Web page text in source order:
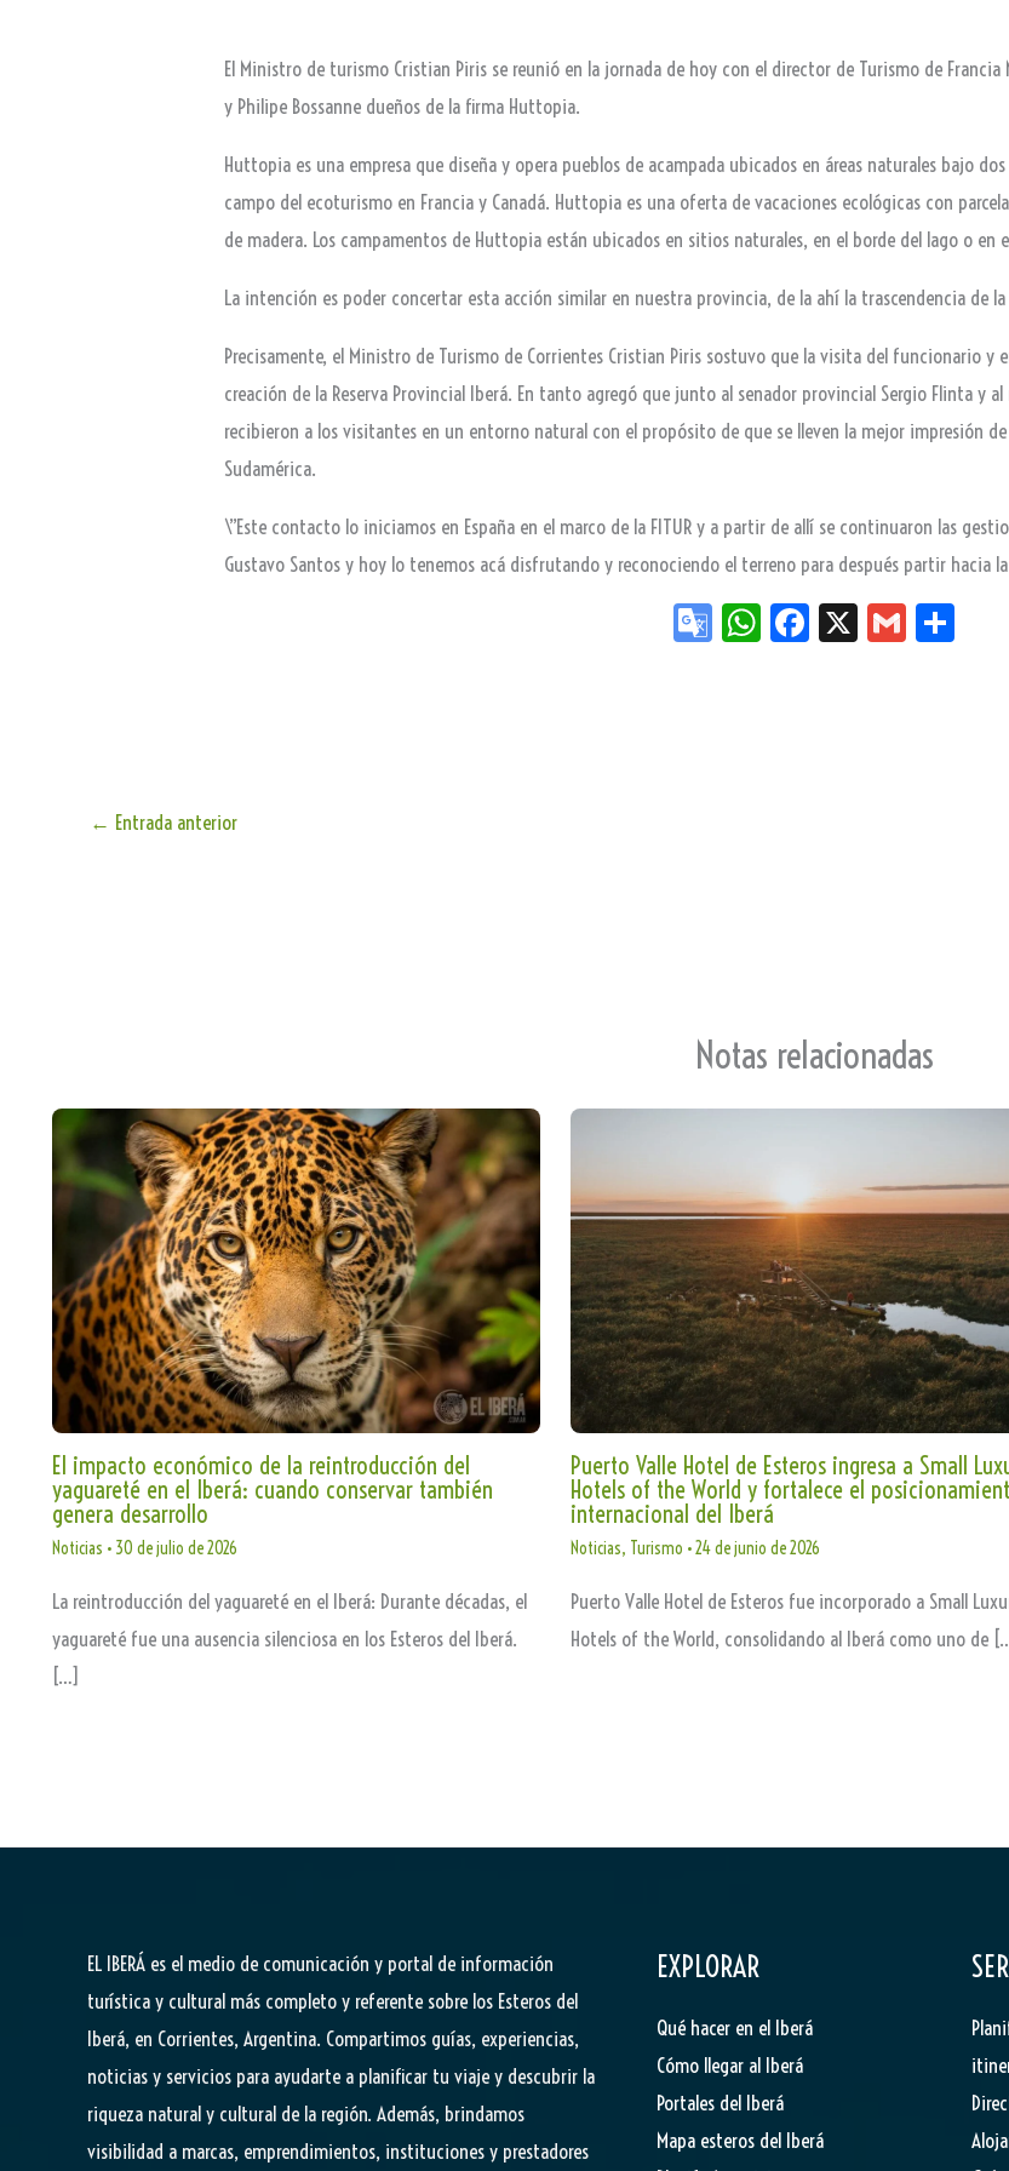
El Ministro de turismo Cristian Piris se reunió en la jornada de hoy con el director de Turismo de Francia
y Philipe Bossanne dueños de la firma Huttopia.
Huttopia es una empresa que diseña y opera pueblos de acampada ubicados en áreas naturales bajo
campo del ecoturismo en Francia y Canadá. Huttopia es una oferta de vacaciones ecológicas con
de madera. Los campamentos de Huttopia están ubicados en sitios naturales, en el borde del lago o en
La intención es poder concertar esta acción similar en nuestra provincia, de la ahí la trascendencia de la
Precisamente, el Ministro de Turismo de Corrientes Cristian Piris sostuvo que la visita del funcionario y
creación de la Reserva Provincial Iberá. En tanto agregó que junto al senador provincial Sergio Flinta y
recibieron a los visitantes en un entorno natural con el propósito de que se lleven la mejor impresión
Sudamérica.
\”Este contacto lo iniciamos en España en el marco de la FITUR y a partir de allí se continuaron las
Gustavo Santos y hoy lo tenemos acá disfrutando y reconociendo el terreno para después partir hacia
Go W
Fa
X
G
← Entrada anterior
Notas relacionadas
El impacto económico de la reintroducción del
yaguareté en el Iberá: cuando conservar también
genera desarrollo
Noticias • 30 de julio de 2026
La reintroducción del yaguareté en el Iberá: Durante décadas, el
yaguareté fue una ausencia silenciosa en los Esteros del Iberá.
[…]
Puerto Valle Hotel de Esteros ingresa a Small
Hotels of the World y fortalece el
internacional del Iberá
Noticias, Turismo •24 de junio de 2026
Puerto Valle Hotel de Esteros fue incorporado a Small
Hotels of the World, consolidando al Iberá como uno de
EL IBERÁ es el medio de comunicación y portal de información
turística y cultural más completo y referente sobre los Esteros del
Iberá, en Corrientes, Argentina. Compartimos guías, experiencias,
noticias y servicios para ayudarte a planificar tu viaje y descubrir la
riqueza natural y cultural de la región. Además, brindamos
visibilidad a marcas, emprendimientos, instituciones y prestadores
EXPLORAR
Qué hacer en el Iberá
Cómo llegar al Iberá
Portales del Iberá
Mapa esteros del Iberá